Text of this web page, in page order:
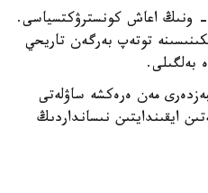
- ونىڭ اعاش كونسترۋكتسياسى.
توتەپ بەرگەن تاريحي
بەلگىلى.
مەن ەرەكشە ساۋلەتى
ايقىندايتىن نىسانداردىڭ